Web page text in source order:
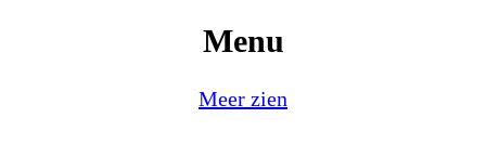
Menu
Meer zien